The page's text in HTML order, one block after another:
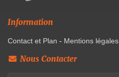
Information
Contact et Plan - Mentions légales
Nous Contacter